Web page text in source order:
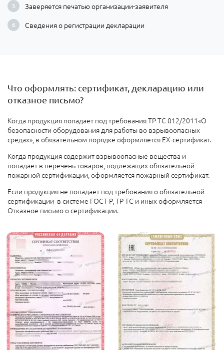
Заверяется печатью организации-заявителя
Сведения о регистрации декларации
Что оформлять: сертификат, декларацию или
отказное письмо?
Когда продукция попадает под требования ТР ТС 012/2011«О
безопасности оборудования для работы во взрывоопасных
средах», в обязательном порядке оформляется EX-сертификат.
Когда продукция содержит взрывоопасные вещества и
попадает в перечень товаров, подлежащих обязательной
пожарной сертификации, оформляется пожарный сертификат.
Если продукция не попадает под требования о обязательной
сертификации в системе ГОСТ Р, ТР ТС и иных оформляется
Отказное письмо о сертификации.